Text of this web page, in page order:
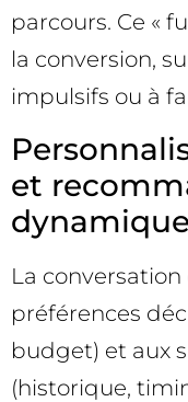
parcours. Ce «
la conversion,
impulsifs ou à
et
La
préférences
budget) et aux
(historique,